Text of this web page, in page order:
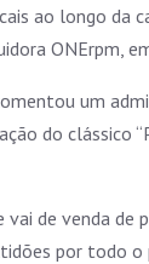
ao longo da
ONErpm,
um
do clássico
vai de venda
por todo o